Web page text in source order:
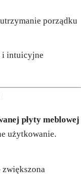
porządku
i intuicyjne
płyty meblowej
użytkowanie.
zwiększona